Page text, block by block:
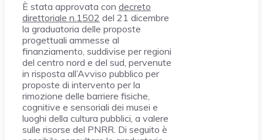
È stata approvata con decreto
direttoriale n.1502 del 21 dicembre
la graduatoria delle proposte
progettuali ammesse al
finanziamento, suddivise per regioni
del centro nord e del sud, pervenute
in risposta all’Avviso pubblico per
proposte di intervento per la
rimozione delle barriere fisiche,
cognitive e sensoriali dei musei e
luoghi della cultura pubblici, a valere
sulle risorse del PNRR. Di seguito è